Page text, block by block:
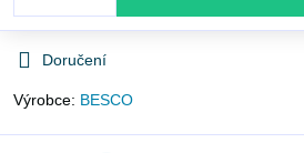
Doručení
Výrobce: BESCO